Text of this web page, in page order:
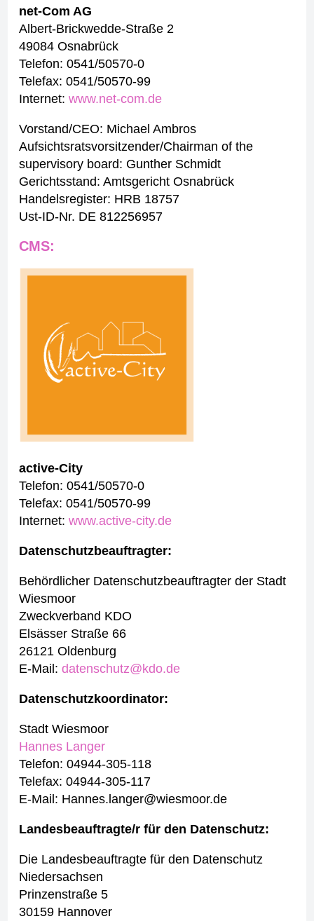
net-Com AG
Albert-Brickwedde-Straße 2
49084 Osnabrück
Telefon: 0541/50570-0
Telefax: 0541/50570-99
Internet:www.net-com.de
Vorstand/CEO: Michael Ambros
Aufsichtsratsvorsitzender/Chairman of the
supervisory board: Gunther Schmidt
Gerichtsstand: Amtsgericht Osnabrück
Handelsregister: HRB 18757
Ust-ID-Nr. DE 812256957
CMS:
active-City
Telefon: 0541/50570-0
Telefax: 0541/50570-99
Internet:www.active-city.de
Datenschutzbeauftragter:
Behördlicher Datenschutzbeauftragter der Stadt
Wiesmoor
Zweckverband KDO
Elsässer Straße 66
26121 Oldenburg
E-Mail:datenschutz@kdo.de
Datenschutzkoordinator:
Stadt Wiesmoor
Hannes Langer
Telefon: 04944-305-118
Telefax: 04944-305-117
E-Mail: Hannes.langer@wiesmoor.de
Landesbeauftragte/r für den Datenschutz:
Die Landesbeauftragte für den Datenschutz
Niedersachsen
Prinzenstraße 5
30159 Hannover